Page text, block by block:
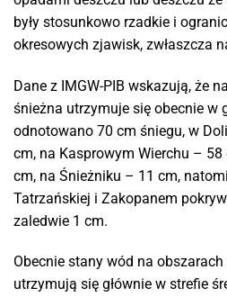
były stosunkowo rzadkie i
okresowych zjawisk, zwłaszcza
Dane z IMGW-PIB wskazują, że
śnieżna utrzymuje się obecnie w
odnotowano 70 cm śniegu, w
cm, na Kasprowym Wierchu –
cm, na Śnieżniku – 11 cm,
Tatrzańskiej i Zakopanem
zaledwie 1 cm.
Obecnie stany wód na obszarach
utrzymują się głównie w strefie